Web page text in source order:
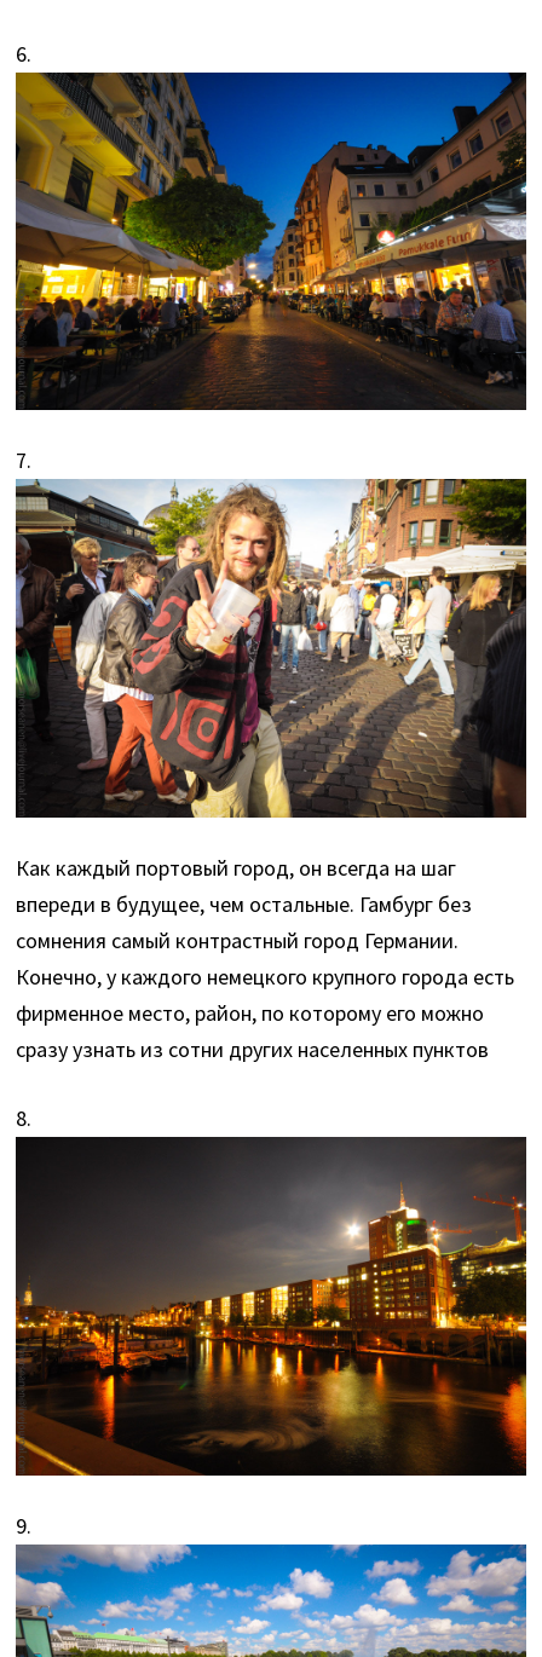
6.
7.
Как каждый портовый город, он всегда на шаг
впереди в будущее, чем остальные. Гамбург без
сомнения самый контрастный город Германии.
Конечно, у каждого немецкого крупного города есть
фирменное место, район, по которому его можно
сразу узнать из сотни других населенных пунктов
8.
9.